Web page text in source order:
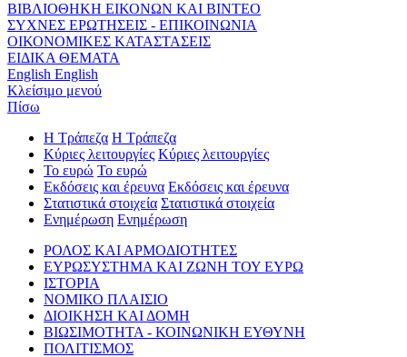
ΒΙΒΛΙΟΘΗΚΗ ΕΙΚΟΝΩΝ ΚΑΙ ΒΙΝΤΕΟ
ΣΥΧΝΕΣ ΕΡΩΤΗΣΕΙΣ - ΕΠΙΚΟΙΝΩΝΙΑ
ΟΙΚΟΝΟΜΙΚΕΣ ΚΑΤΑΣΤΑΣΕΙΣ
ΕΙΔΙΚΑ ΘΕΜΑΤΑ
English English
Κλείσιμο μενού
Πίσω
Η Τράπεζα Η Τράπεζα
Κύριες λειτουργίες Κύριες λειτουργίες
Το ευρώ Το ευρώ
Εκδόσεις και έρευνα Εκδόσεις και έρευνα
Στατιστικά στοιχεία Στατιστικά στοιχεία
Ενημέρωση Ενημέρωση
ΡΟΛΟΣ ΚΑΙ ΑΡΜΟΔΙΟΤΗΤΕΣ
ΕΥΡΩΣΥΣΤΗΜΑ ΚΑΙ ΖΩΝΗ ΤΟΥ ΕΥΡΩ
ΙΣΤΟΡΙΑ
ΝΟΜΙΚΟ ΠΛΑΙΣΙΟ
ΔΙΟΙΚΗΣΗ ΚΑΙ ΔΟΜΗ
ΒΙΩΣΙΜΟΤΗΤΑ - ΚΟΙΝΩΝΙΚΗ ΕΥΘΥΝΗ
ΠΟΛΙΤΙΣΜΟΣ